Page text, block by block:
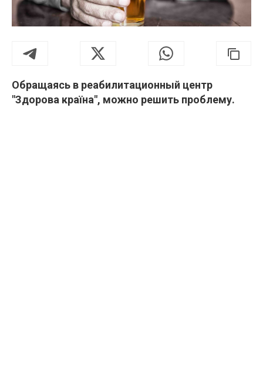
Обращаясь в реабилитационный центр
"Здорова країна", можно решить проблему.